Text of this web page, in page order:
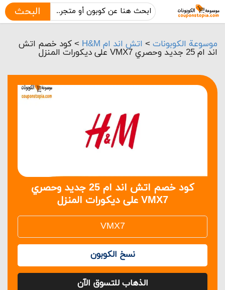
البحث
موسوعة الكوبونات > اتش اند ام H&M > كود خصم اتش
اند ام 25 جديد وحصري VMX7 على ديكورات المنزل
كود خصم اتش اند ام 25 جديد وحصري
VMX7 على ديكورات المنزل
نسخ الكوبون
الذهاب للتسوق الآن